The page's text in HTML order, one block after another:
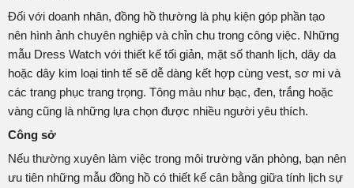
Đối với doanh nhân, đồng hồ thường là phụ kiện góp phần tạo
nên hình ảnh chuyên nghiệp và chỉn chu trong công việc. Những
mẫu Dress Watch với thiết kế tối giản, mặt số thanh lịch, dây da
hoặc dây kim loại tinh tế sẽ dễ dàng kết hợp cùng vest, sơ mi và
các trang phục trang trọng. Tông màu như bạc, đen, trắng hoặc
vàng cũng là những lựa chọn được nhiều người yêu thích.
Công sở
Nếu thường xuyên làm việc trong môi trường văn phòng, bạn nên
ưu tiên những mẫu đồng hồ có thiết kế cân bằng giữa tính lịch sự